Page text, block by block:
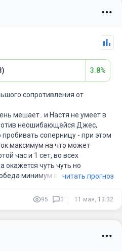
3.8%
сопротивления от
мешает.. и Настя не умеет в
неошибающейся Джес,
пробивать соперницу - при этом
максимум на что может
час и 1 сет, во всех
окажется чуть чуть но
минимум в 2 бряка. Если
от золотого часа от
читать прогноз
95 0 11 мая, 13:32